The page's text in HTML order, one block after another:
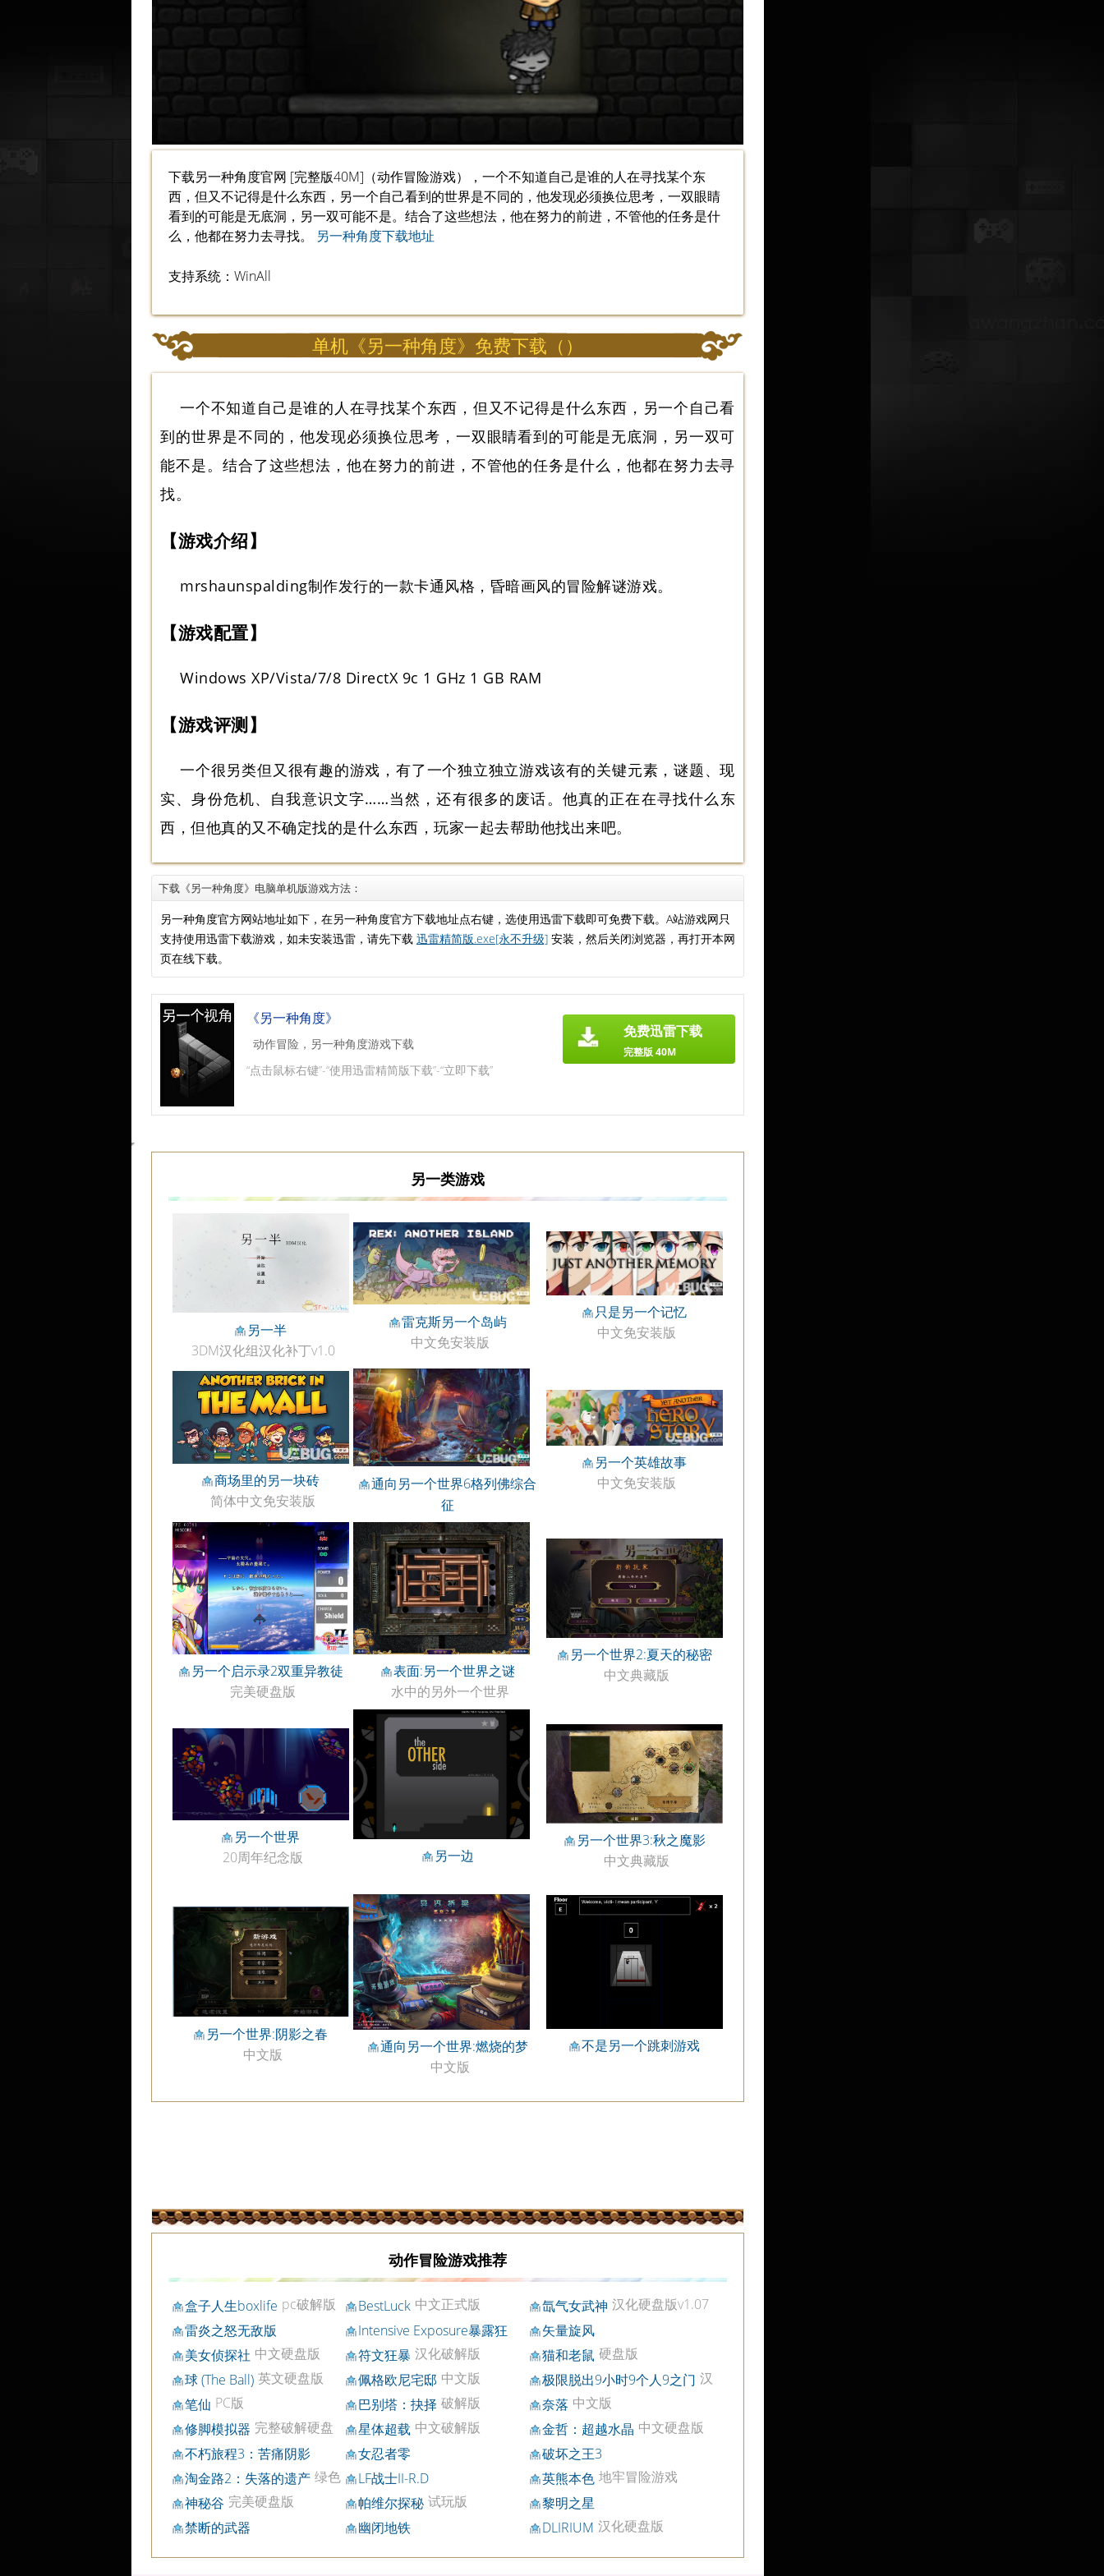
下载另一种角度官网 [完整版40M]（动作冒险游戏），一个不知道自己是谁的人在寻找某个东
西，但又不记得是什么东西，另一个自己看到的世界是不同的，他发现必须换位思考，一双眼睛
看到的可能是无底洞，另一双可能不是。结合了这些想法，他在努力的前进，不管他的任务是什
么，他都在努力去寻找。 另一种角度下载地址
支持系统：WinAll
单机《另一种角度》免费下载（）
一个不知道自己是谁的人在寻找某个东西，但又不记得是什么东西，另一个自己看
到的世界是不同的，他发现必须换位思考，一双眼睛看到的可能是无底洞，另一双可
能不是。结合了这些想法，他在努力的前进，不管他的任务是什么，他都在努力去寻
找。
【游戏介绍】
mrshaunspalding制作发行的一款卡通风格，昏暗画风的冒险解谜游戏。
【游戏配置】
Windows XP/Vista/7/8 DirectX 9c 1 GHz 1 GB RAM
【游戏评测】
一个很另类但又很有趣的游戏，有了一个独立独立游戏该有的关键元素，谜题、现
实、身份危机、自我意识文字……当然，还有很多的废话。他真的正在在寻找什么东
西，但他真的又不确定找的是什么东西，玩家一起去帮助他找出来吧。
下载《另一种角度》电脑单机版游戏方法：
另一种角度官方网站地址如下，在另一种角度官方下载地址点右键，选使用迅雷下载即可免费下载。A站游戏网只
支持使用迅雷下载游戏，如未安装迅雷，请先下载 迅雷精简版.exe[永不升级] 安装，然后关闭浏览器，再打开本网
页在线下载。
《另一种角度》
动作冒险，另一种角度游戏下载
“点击鼠标右键”-“使用迅雷精简版下载”-“立即下载”
免费迅雷下载
完整版 40M
另一类游戏
另一半
3DM汉化组汉化补丁v1.0
雷克斯另一个岛屿
中文免安装版
只是另一个记忆
中文免安装版
商场里的另一块砖
简体中文免安装版
通向另一个世界6格列佛综合
征
中文免安装版
另一个英雄故事
中文免安装版
另一个启示录2双重异教徒
完美硬盘版
表面:另一个世界之谜
水中的另外一个世界
另一个世界2:夏天的秘密
中文典藏版
另一个世界
20周年纪念版
另一边
另一个世界3:秋之魔影
中文典藏版
另一个世界:阴影之春
中文版
通向另一个世界:燃烧的梦
中文版
不是另一个跳刺游戏
动作冒险游戏推荐
盒子人生boxlife pc破解版 BestLuck 中文正式版 氙气女武神 汉化硬盘版v1.07
雷炎之怒无敌版
Intensive Exposure暴露狂
pc硬盘版
矢量旋风
美女侦探社 中文硬盘版 符文狂暴 汉化破解版 猫和老鼠 硬盘版
球 (The Ball) 英文硬盘版 佩格欧尼宅邸 中文版 极限脱出9小时9个人9之门 汉
化中文版
笔仙 PC版 巴别塔：抉择 破解版 奈落 中文版
修脚模拟器 完整破解硬盘
版
星体超载 中文破解版 金哲：超越水晶 中文硬盘版
不朽旅程3：苦痛阴影
女忍者零
破坏之王3
淘金路2：失落的遗产 绿色
破解版
LF战士II-R.D 英熊本色 地牢冒险游戏
神秘谷 完美硬盘版 帕维尔探秘 试玩版
黎明之星
禁断的武器
幽闭地铁 DLIRIUM 汉化硬盘版